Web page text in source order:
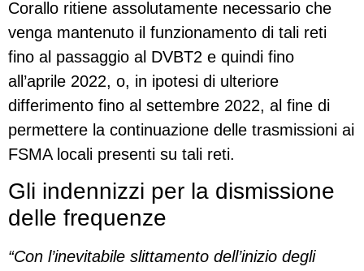
Corallo ritiene assolutamente necessario che
venga mantenuto il funzionamento di tali reti
fino al passaggio al DVBT2 e quindi fino
all’aprile 2022, o, in ipotesi di ulteriore
differimento fino al settembre 2022, al fine di
permettere la continuazione delle trasmissioni ai
FSMA locali presenti su tali reti.
Gli indennizzi per la dismissione
delle frequenze
“Con l’inevitabile slittamento dell’inizio degli